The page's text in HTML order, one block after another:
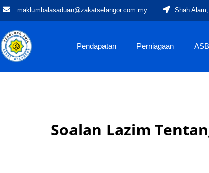
maklumbalasaduan@zakatselangor.com.my Shah
Pendapatan Perniagaan ASB
Soalan Lazim